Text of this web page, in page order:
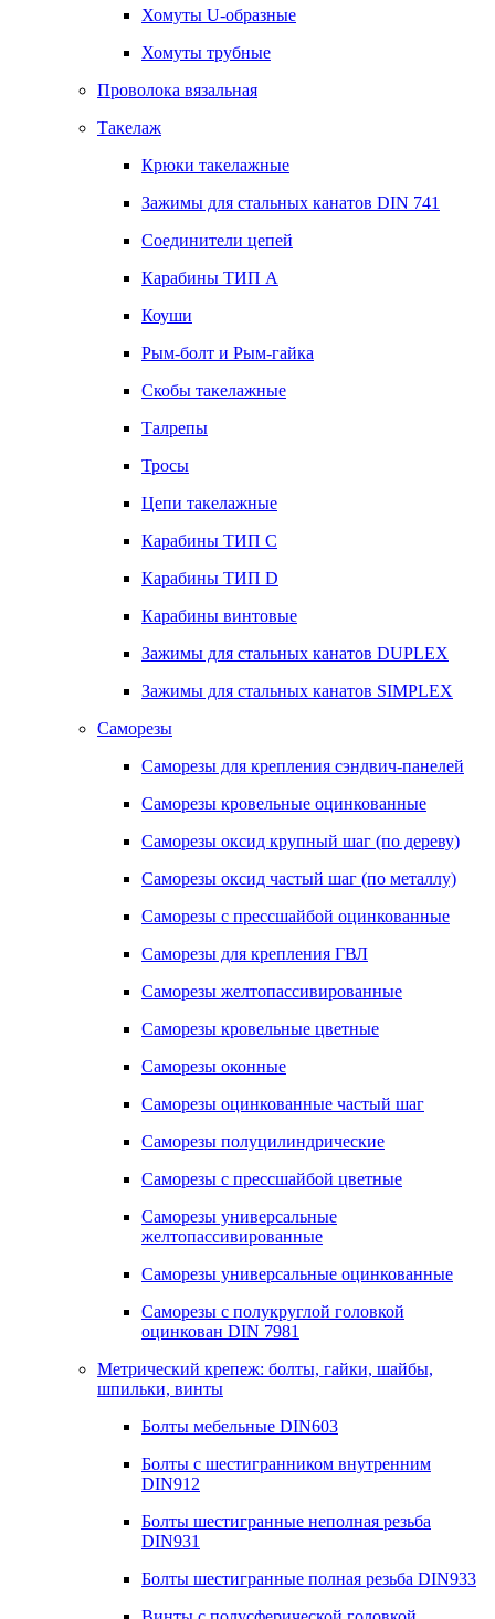
Хомуты U-образные
Хомуты трубные
Проволока вязальная
Такелаж
Крюки такелажные
Зажимы для стальных канатов DIN 741
Соединители цепей
Карабины ТИП А
Коуши
Рым-болт и Рым-гайка
Скобы такелажные
Талрепы
Тросы
Цепи такелажные
Карабины ТИП C
Карабины ТИП D
Карабины винтовые
Зажимы для стальных канатов DUPLEX
Зажимы для стальных канатов SIMPLEX
Саморезы
Саморезы для крепления сэндвич-панелей
Саморезы кровельные оцинкованные
Саморезы оксид крупный шаг (по дереву)
Саморезы оксид частый шаг (по металлу)
Саморезы с прессшайбой оцинкованные
Саморезы для крепления ГВЛ
Саморезы желтопассивированные
Саморезы кровельные цветные
Саморезы оконные
Саморезы оцинкованные частый шаг
Саморезы полуцилиндрические
Саморезы с прессшайбой цветные
Саморезы универсальные
желтопассивированные
Саморезы универсальные оцинкованные
Саморезы с полукруглой головкой
оцинкован DIN 7981
Метрический крепеж: болты, гайки, шайбы,
шпильки, винты
Болты мебельные DIN603
Болты с шестигранником внутренним
DIN912
Болты шестигранные неполная резьба
DIN931
Болты шестигранные полная резьба DIN933